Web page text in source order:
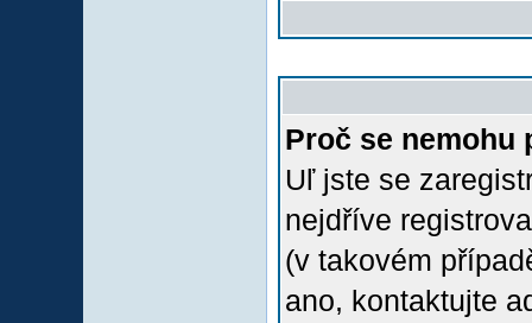
Proč se nemohu
Uľ jste se
nejdříve
(v takovém
ano, kontaktujte